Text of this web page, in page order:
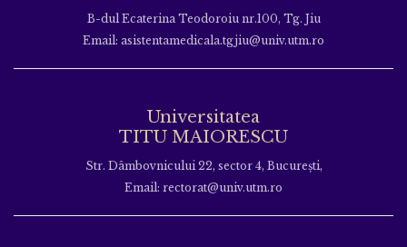
B-dul Ecaterina Teodoroiu nr.100, Tg. Jiu
Email: asistentamedicala.tgjiu@univ.utm.ro
Universitatea
TITU MAIORESCU
Str. Dâmbovnicului 22, sector 4, București,
Email: rectorat@univ.utm.ro